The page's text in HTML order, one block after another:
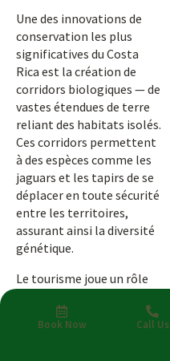
Une des innovations de
conservation les plus
significatives du Costa
Rica est la création de
corridors biologiques — de
vastes étendues de terre
reliant des habitats isolés.
Ces corridors permettent
à des espèces comme les
jaguars et les tapirs de se
déplacer en toute sécurité
entre les territoires,
assurant ainsi la diversité
génétique.
Le tourisme joue un rôle
ces corridors. Les éco-
lodges, centres de
Book Now Call Us